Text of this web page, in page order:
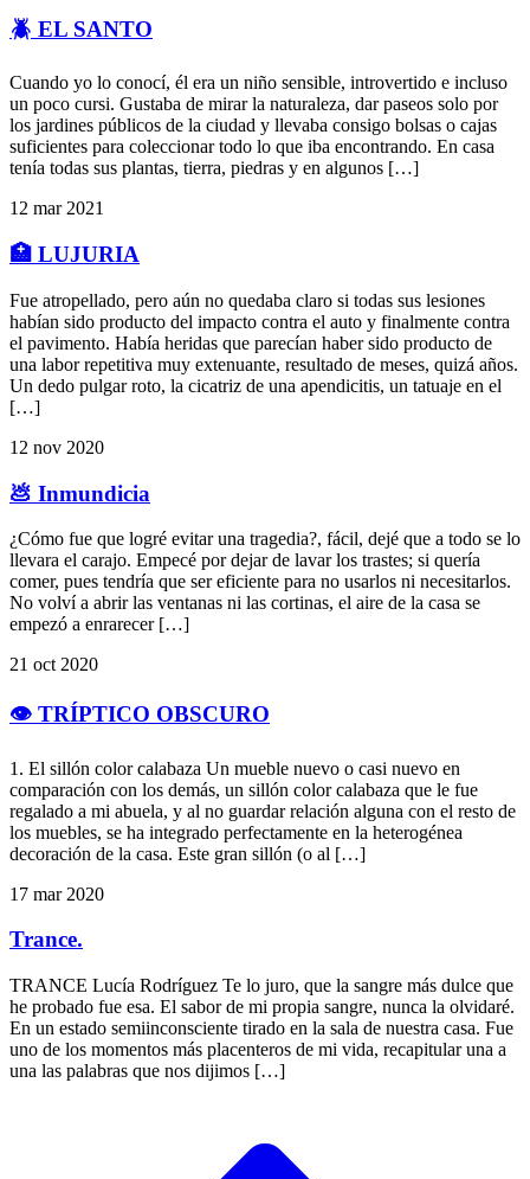
🪲 EL SANTO
Cuando yo lo conocí, él era un niño sensible, introvertido e incluso
un poco cursi. Gustaba de mirar la naturaleza, dar paseos solo por
los jardines públicos de la ciudad y llevaba consigo bolsas o cajas
suficientes para coleccionar todo lo que iba encontrando. En casa
tenía todas sus plantas, tierra, piedras y en algunos […]
12 mar 2021
🏥 LUJURIA
Fue atropellado, pero aún no quedaba claro si todas sus lesiones
habían sido producto del impacto contra el auto y finalmente contra
el pavimento. Había heridas que parecían haber sido producto de
una labor repetitiva muy extenuante, resultado de meses, quizá años.
Un dedo pulgar roto, la cicatriz de una apendicitis, un tatuaje en el
[…]
12 nov 2020
💩 Inmundicia
¿Cómo fue que logré evitar una tragedia?, fácil, dejé que a todo se lo
llevara el carajo. Empecé por dejar de lavar los trastes; si quería
comer, pues tendría que ser eficiente para no usarlos ni necesitarlos.
No volví a abrir las ventanas ni las cortinas, el aire de la casa se
empezó a enrarecer […]
21 oct 2020
👁️ TRÍPTICO OBSCURO
1. El sillón color calabaza Un mueble nuevo o casi nuevo en
comparación con los demás, un sillón color calabaza que le fue
regalado a mi abuela, y al no guardar relación alguna con el resto de
los muebles, se ha integrado perfectamente en la heterogénea
decoración de la casa. Este gran sillón (o al […]
17 mar 2020
Trance.
TRANCE Lucía Rodríguez Te lo juro, que la sangre más dulce que
he probado fue esa. El sabor de mi propia sangre, nunca la olvidaré.
En un estado semiinconsciente tirado en la sala de nuestra casa. Fue
uno de los momentos más placenteros de mi vida, recapitular una a
una las palabras que nos dijimos […]